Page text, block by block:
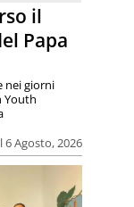
il
Papa
Agosto, 2026
nei giorni
Youth